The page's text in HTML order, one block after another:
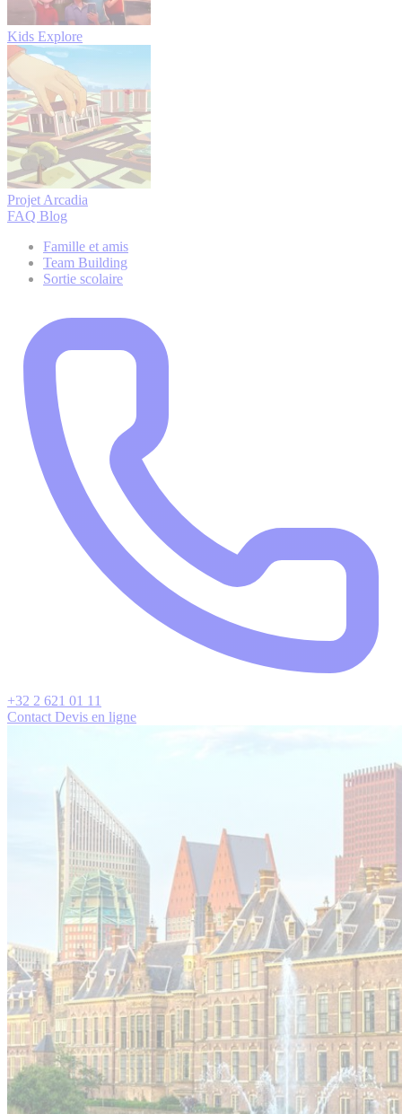
Kids Explore
Projet Arcadia
FAQ Blog
Famille et amis
Team Building
Sortie scolaire
+32 2 621 01 11
Contact Devis en ligne